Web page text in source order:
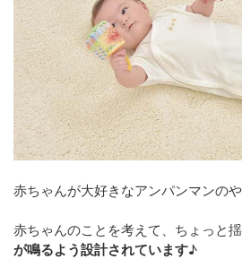
赤ちゃんが大好きなアンパンマンの
赤ちゃんのことを考えて、ちょっと
が鳴るよう設計されています♪